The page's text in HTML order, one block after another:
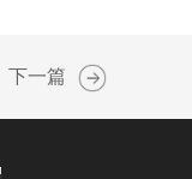
下一篇